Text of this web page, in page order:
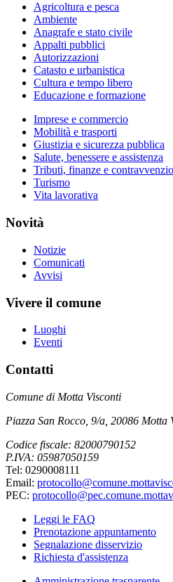
Agricoltura e pesca
Ambiente
Anagrafe e stato civile
Appalti pubblici
Autorizzazioni
Catasto e urbanistica
Cultura e tempo libero
Educazione e formazione
Imprese e commercio
Mobilità e trasporti
Giustizia e sicurezza pubblica
Salute, benessere e assistenza
Tributi, finanze e
Turismo
Vita lavorativa
Novità
Notizie
Comunicati
Avvisi
Vivere il comune
Luoghi
Eventi
Contatti
Comune di Motta Visconti
Piazza San Rocco, 9/a, 20086 Motta
Codice fiscale: 82000790152
P.IVA: 05987050159
Tel: 0290008111
Email:
PEC:
Leggi le FAQ
Prenotazione appuntamento
Segnalazione disservizio
Richiesta d'assistenza